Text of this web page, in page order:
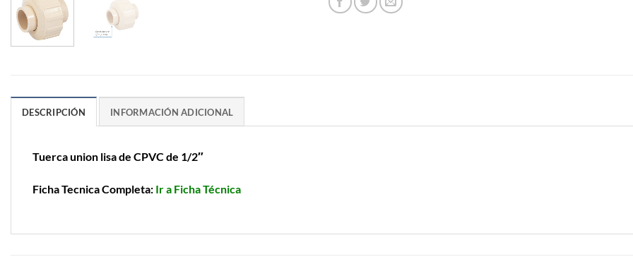
DESCRIPCIÓN INFORMACIÓN ADICIONAL
Tuerca union lisa de CPVC de 1/2″
Ficha Tecnica Completa: Ir a Ficha Técnica